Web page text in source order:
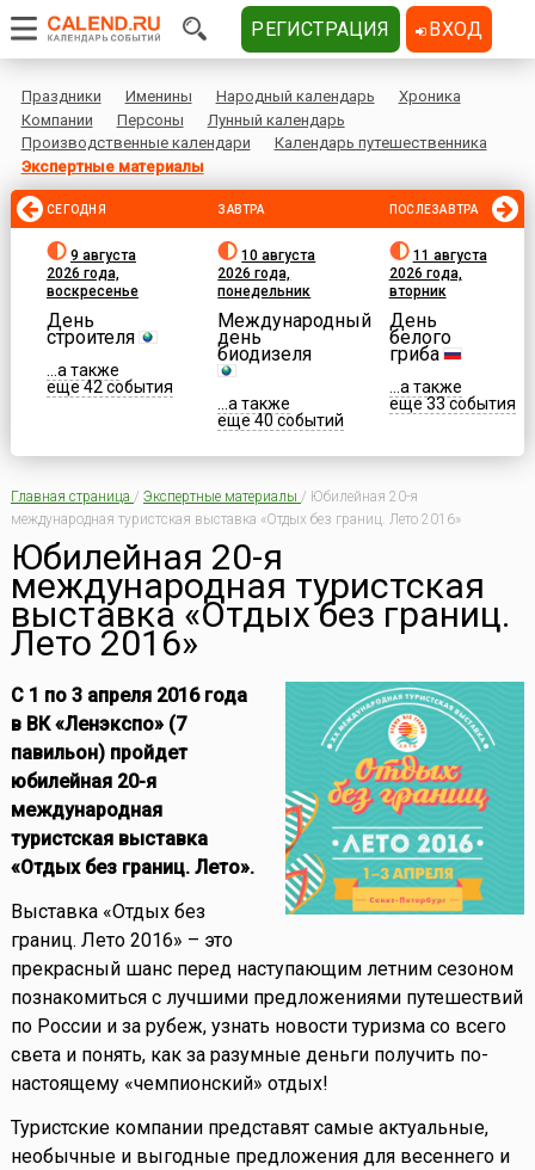
Праздники Именины Народный календарь
Хроника
Компании
Персоны
Лунный календарь
Производственные календари
Календарь путешественника
Экспертные материалы
СЕГОДНЯ
9 августа
2026 года,
воскресенье
День
строителя
...а также
еще 42 события
ЗАВТРА
10 августа
2026 года,
понедельник
Международный
день
биодизеля
...а также
еще 40 событий
ПОСЛЕЗАВТРА
11 августа
2026 года,
вторник
День
белого
гриба
...а также
еще 33 события
Главная страница / Экспертные материалы / Юбилейная 20-я
международная туристская выставка «Отдых без границ. Лето 2016»
Юбилейная 20-я
международная туристская
выставка «Отдых без границ.
Лето 2016»
C 1 по 3 апреля 2016 года
в ВК «Ленэкспо» (7
павильон) пройдет
юбилейная 20-я
международная
туристская выставка
«Отдых без границ. Лето».
Выставка «Отдых без
границ. Лето 2016» – это
прекрасный шанс перед наступающим летним сезоном
познакомиться с лучшими предложениями путешествий
по России и за рубеж, узнать новости туризма со всего
света и понять, как за разумные деньги получить по-
настоящему «чемпионский» отдых!
Туристские компании представят самые актуальные,
необычные и выгодные предложения для весеннего и
РЕГИСТРАЦИЯ ВХОД